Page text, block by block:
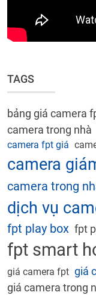
TAGS
bảng giá camera
camera trong nhà
camera fpt giá
camera
camera trong
dịch vụ
fpt play box fpt
fpt smart
giá camera fpt giá
giá camera trong